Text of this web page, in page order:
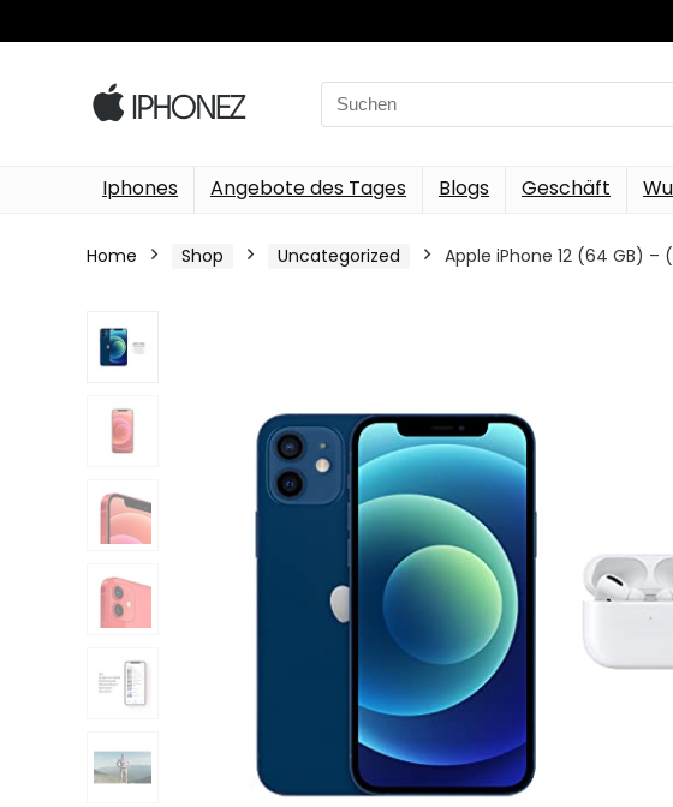
Search
for:
Iphones Angebote des Tages Blogs Geschäft
Home Shop Uncategorized Apple iPhone 12 (64 GB) –